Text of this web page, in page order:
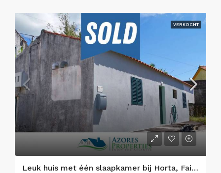
VERKOCHT
Leuk huis met één slaapkamer bij Horta, Faial eiland